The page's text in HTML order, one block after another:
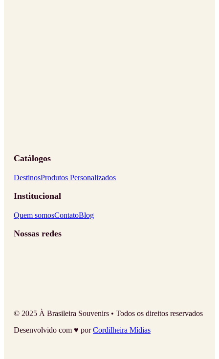
Catálogos
DestinosProdutos Personalizados
Institucional
Quem somosContatoBlog
Nossas redes
© 2025 À Brasileira Souvenirs • Todos os direitos reservados
Desenvolvido com ♥ porCordilheira Mídias